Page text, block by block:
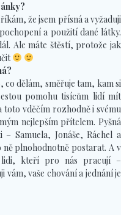
že jsem přísná a vyžaduji
a použití dané látky.
Ale máte štěstí, protože jak
co dělám, směřuje tam, kam si
pomohu tisícům lidí mít
toto vděčím rozhodně i svému
nejlepším přítelem. Pyšná
Samuela, Jonáše, Ráchel a
ně plnohodnotně postarat. A v
lidi, kteří pro nás pracují –
vám, vaše chování a jednání je